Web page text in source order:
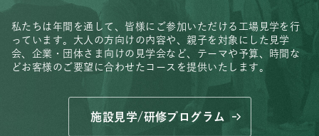
私たちは年間を通して、皆様にご参加いただける工場見学を行
っています。 大人の方向けの内容や、親子を対象にした見学
会、 企業・団体さま向けの見学会など、 テーマや予算、時間な
どお客様のご要望に合わせたコースを提供いたします。
施設見学/研修プログラム